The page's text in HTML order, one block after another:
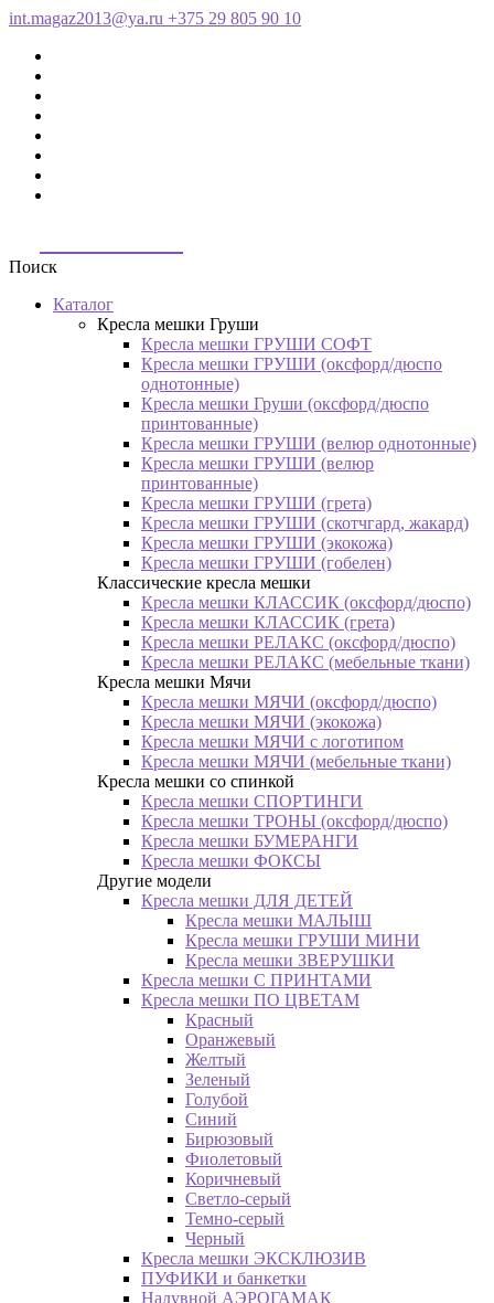
int.magaz2013@ya.ru +375 29 805 90 10
Поиск
Каталог
Кресла мешки Груши
Кресла мешки ГРУШИ СОФТ
Кресла мешки ГРУШИ (оксфорд/дюспо
однотонные)
Кресла мешки Груши (оксфорд/дюспо
принтованные)
Кресла мешки ГРУШИ (велюр однотонные)
Кресла мешки ГРУШИ (велюр
принтованные)
Кресла мешки ГРУШИ (грета)
Кресла мешки ГРУШИ (скотчгард, жакард)
Кресла мешки ГРУШИ (экокожа)
Кресла мешки ГРУШИ (гобелен)
Классические кресла мешки
Кресла мешки КЛАССИК (оксфорд/дюспо)
Кресла мешки КЛАССИК (грета)
Креслa мешки РЕЛАКС (оксфорд/дюспо)
Креслa мешки РЕЛАКС (мебельные ткани)
Кресла мешки Мячи
Кресла мешки МЯЧИ (оксфорд/дюспо)
Кресла мешки МЯЧИ (экокожа)
Кресла мешки МЯЧИ с логотипом
Кресла мешки МЯЧИ (мебельные ткани)
Кресла мешки со спинкой
Кресла мешки СПОРТИНГИ
Кресла мешки ТРОНЫ (оксфорд/дюспо)
Кресла мешки БУМЕРАНГИ
Кресла мешки ФОКСЫ
Другие модели
Кресла мешки ДЛЯ ДЕТЕЙ
Кресла мешки МАЛЫШ
Кресла мешки ГРУШИ МИНИ
Кресла мешки ЗВЕРУШКИ
Кресла мешки С ПРИНТАМИ
Кресла мешки ПО ЦВЕТАМ
Красный
Оранжевый
Желтый
Зеленый
Голубой
Синий
Бирюзовый
Фиолетовый
Коричневый
Светло-серый
Темно-серый
Черный
Кресла мешки ЭКСКЛЮЗИВ
ПУФИКИ и банкетки
Надувной АЭРОГАМАК